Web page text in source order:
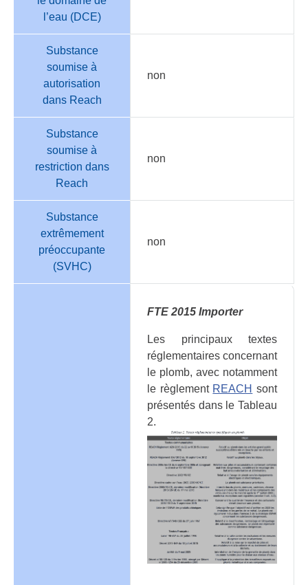
l’eau (DCE)
Substance
soumise à
autorisation
dans Reach
non
Substance
soumise à
restriction dans
Reach
non
Substance
extrêmement
préoccupante
(SVHC)
non
FTE 2015 Importer
Les principaux textes
réglementaires concernant
le plomb, avec notamment
le règlement REACH sont
présentés dans le Tableau
2.